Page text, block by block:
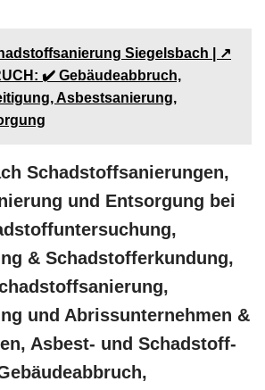
Siegelsbach | ↗️
✔️ Gebäudeabbruch,
Asbestsanierung,
Schadstoffsanierungen,
und Entsorgung bei
& Schadstofferkundung,
und Abrissunternehmen &
Asbest- und Schadstoff-